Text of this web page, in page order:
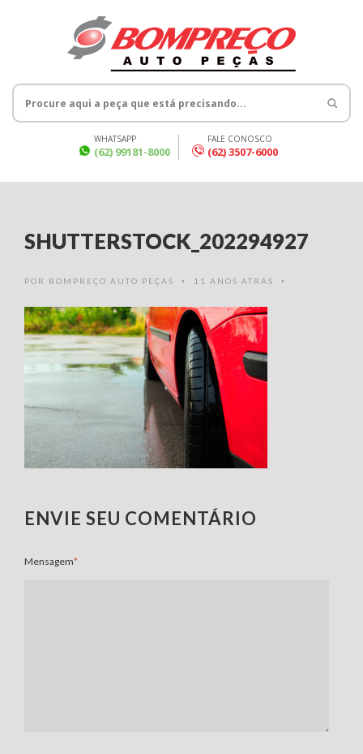
WHATSAPP
(62) 99181-8000
FALE CONOSCO
(62) 3507-6000
SHUTTERSTOCK_202294927
POR BOMPREÇO AUTO PEÇAS • 11 ANOS ATRÁS •
ENVIE SEU COMENTÁRIO
Mensagem*